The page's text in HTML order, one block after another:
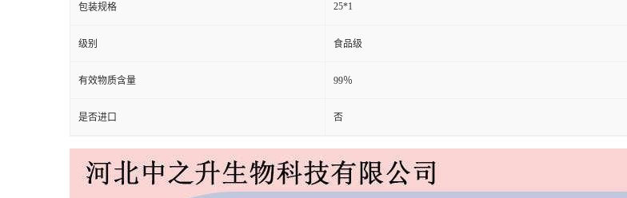
包装规格 25*1
级别 食品级
有效物质含量 99％
是否进口 否